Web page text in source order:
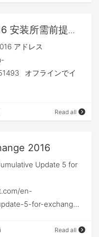
属于域树，域树一定要
建了一个域林，虽然这
有一个树根。输入域
”的勾选项，输入还原
‘恢复域控制器’会用
我的虚机配置，个
2GB内存），给的4核
不开搜索和Project服务
的配置，都是测试使
2016 的硬件和软件
All）看一下IP，把当前
机名访问，动态IP也是
置，否则以后每次在
，很烦人；当然，如果
之（可选步骤）；
安装所需前提条
アドレス
オフラインでイ
ド、インストールいた
Framework 3.5 の
のどちらをインストー
3.5 が必要です。 オフ
ール メディアを使用す
ンストールをしてくだ
Read all
2016
Update 5 for
en-
5-for-exchange-
from OfficialRead all